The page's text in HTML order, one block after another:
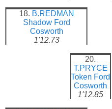
18. B.REDMAN
Shadow Ford
Cosworth
1'12.73
20.
T.PRYCE
Token Ford
Cosworth
1'12.85